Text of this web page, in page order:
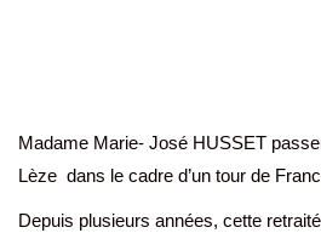
Madame Marie- José HUSSET
Lèze dans le cadre d’un tour de
Depuis plusieurs années, cette